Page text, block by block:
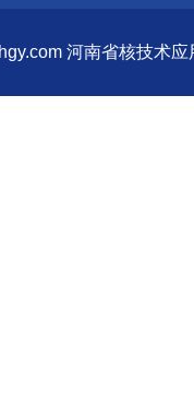
河南省核技术